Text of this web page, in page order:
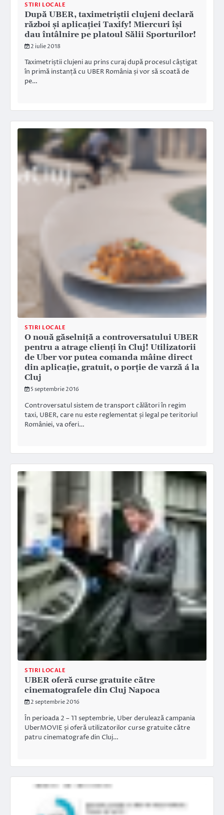
STIRI LOCALE
După UBER, taximetriștii clujeni declară
război și aplicației Taxify! Miercuri își
dau întâlnire pe platoul Sălii Sporturilor!
2 iulie 2018
Taximetriștii clujeni au prins curaj după procesul câștigat
în primă instanță cu UBER România și vor să scoată de
pe…
STIRI LOCALE
O nouă găselniță a controversatului UBER
pentru a atrage clienți în Cluj! Utilizatorii
de Uber vor putea comanda mâine direct
din aplicație, gratuit, o porție de varză á la
Cluj
5 septembrie 2016
Controversatul sistem de transport călători în regim
taxi, UBER, care nu este reglementat și legal pe teritoriul
României, va oferi…
STIRI LOCALE
UBER oferă curse gratuite către
cinematografele din Cluj Napoca
2 septembrie 2016
În perioada 2 – 11 septembrie, Uber derulează campania
UberMOVIE și oferă utilizatorilor curse gratuite către
patru cinematografe din Cluj…